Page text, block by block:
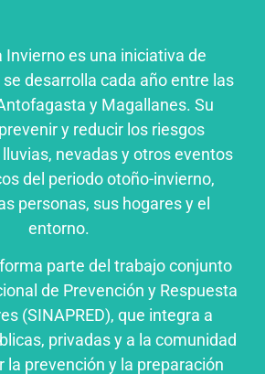
Invierno es una iniciativa de
se desarrolla cada año entre las
y Magallanes. Su
y reducir los riesgos
nevadas y otros eventos
del periodo otoño-invierno,
personas, sus hogares y el
entorno.
parte del trabajo conjunto
de Prevención y Respuesta
(SINAPRED), que integra a
privadas y a la comunidad
la prevención y la preparación